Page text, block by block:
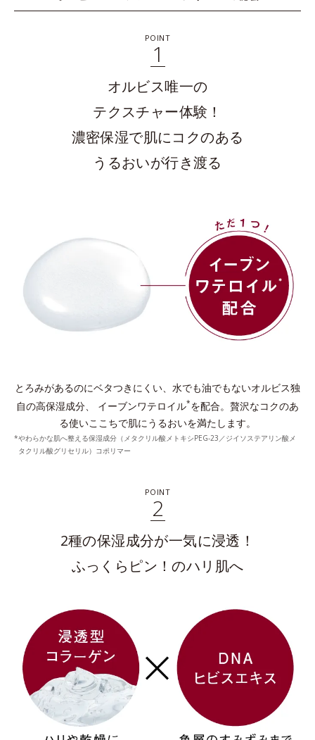
POINT
1
オルビス唯一の
テクスチャー体験！
濃密保湿で肌にコクのある
うるおいが行き渡る
とろみがあるのにベタつきにくい、水でも油でもないオルビス独
自の高保湿成分、
イーブンワテロイル*を配合。贅沢なコクのあ
る使いここちで肌にうるおいを満たします。
やわらかな肌へ整える保湿成分（メタクリル酸メトキシPEG-23／ジイソステアリン酸メ
タクリル酸グリセリル）コポリマー
POINT
2
2種の保湿成分が一気に浸透！
ふっくらピン！のハリ肌へ